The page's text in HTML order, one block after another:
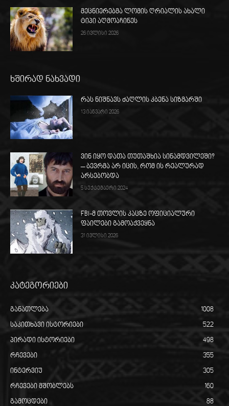
მეცნიერებმა ლომის ღრიალის ახალი
ტიპი აღმოაჩინეს
26 ივლისი 2026
ხშირად ნახვადი
რას ნიშნავს ძაღლის კბენა სიზმარში
13 იანვარი 2026
ვინ იყო დათა თუთაშხია სინამდვილეში?
– ბევრმა არ იცის, რომ ის რეალურად
არსებობდა
5 სექტემბერი 2024
FBI-მ თოვლის კაცზე ოფიციალური
ფაილები გამოაქვეყნა
31 ივლისი 2026
კატეგორიები
განათლება 1008
საკითხავი ისტორიები 522
პირადი ისტორიები 498
რჩევები 355
ინტერვიუ 305
რჩევები მშობლებს 160
გამოცდები 88